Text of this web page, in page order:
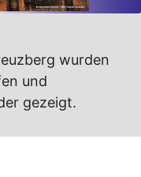
wurden
und
gezeigt.